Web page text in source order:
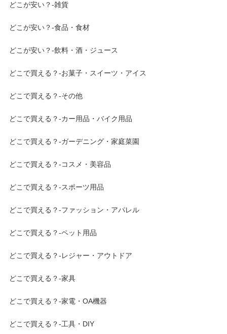
どこが安い？-雑貨
どこが安い？-食品・食材
どこが安い？-飲料・酒・ジュース
どこで買える？-お菓子・スイーツ・アイス
どこで買える？-その他
どこで買える？-カー用品・バイク用品
どこで買える？-ガーデニング・家庭菜園
どこで買える？-コスメ・美容品
どこで買える？-スポーツ用品
どこで買える？-ファッション・アパレル
どこで買える？-ペット用品
どこで買える？-レジャー・アウトドア
どこで買える？-家具
どこで買える？-家電・OA機器
どこで買える？-工具・DIY